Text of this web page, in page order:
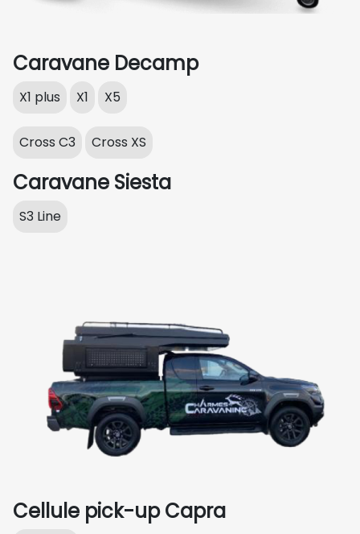
Caravane Decamp
X1 plus X1 X5
Cross C3 Cross XS
Caravane Siesta
S3 Line
Cellule pick-up Capra